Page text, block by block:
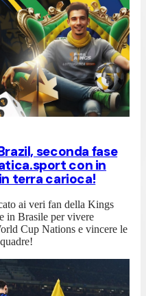
seconda fase
con in
terra carioca!
ai veri fan della Kings
in Brasile per vivere
Cup Nations e vincere le